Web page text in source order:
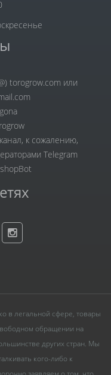
torogrow.com или
к сожалению,
Telegram
в легальной сфере, товары
обращении на
других стран. Мы
кого-либо к